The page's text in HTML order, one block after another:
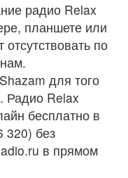
радио Relax
планшете или
по
для того
Радио Relax
бесплатно в
320) без
в прямом